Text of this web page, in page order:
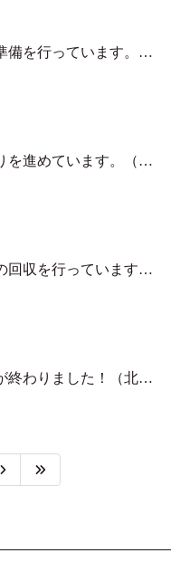
ルミュアージュの準備を行っています。（北杜市）
小淵沢の圃場づくりを進めています。（北杜市）
トンネルビニールの回収を行っています。（北杜市）
シャルドネの収穫が終わりました！（北杜市）